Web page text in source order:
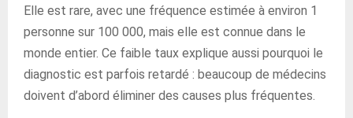
Elle est rare, avec une fréquence estimée à environ 1
personne sur 100 000, mais elle est connue dans le
monde entier. Ce faible taux explique aussi pourquoi le
diagnostic est parfois retardé : beaucoup de médecins
doivent d’abord éliminer des causes plus fréquentes.